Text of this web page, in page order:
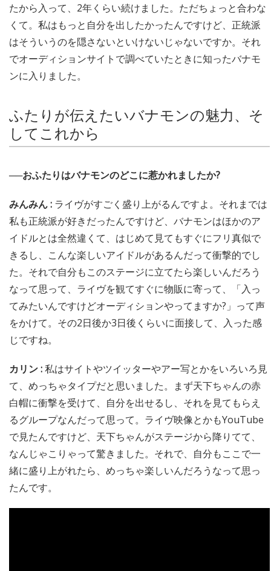
たから入って、2年くらい続けました。ただちょっと合わな
くて。私はもっと自分を出したかったんですけど、正統派
はそういうのを隠さないといけないじゃないですか。それ
でオーディションサイトで調べていたときに知ったバナモ
ンに入りました。
ふたりが伝えたいバナモンの魅力、そ
してこれから
──おふたりはバナモンのどこに惹かれましたか?
みんみん : ライヴがすごく盛り上がるんですよ。それまでは
私も正統派が好きだったんですけど、バナモンはほかのア
イドルとは全然違くて、はじめて見てもすぐにフリ真似で
きるし、こんな楽しいアイドルがあるんだって衝撃的でし
た。それで自分もこのステージに立てたら楽しいんだろう
なって思って、ライヴを観てすぐに物販に寄って、「入っ
てみたいんですけどオーディションやってますか?」って声
をかけて。その2日後か3日後くらいに面接して、入った感
じですね。
カリン :私はサイトやツイッターやアー写とかをいろいろ見
て、めっちゃタイプだと思いました。まず天下ちゃんの赤
白帽に衝撃を受けて、自分を出せるし、それを見てもらえ
るグループなんだって思って。ライヴ映像とかもYouTube
で見たんですけど、天下ちゃんがステージから降りてて、
なんじゃこりゃって驚きました。それで、自分もここで一
緒に盛り上がれたら、めっちゃ楽しいんだろうなって思っ
たんです。